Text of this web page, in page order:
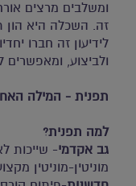
ומשלבים מרצים
זה. השכלה היא הון
לידיעון זה חברו
ולביצוע,
תפנית - המילה
למה תפנית?
גב אקדמי- שייכות
מוניטין-מוניטין מקצועי של למעלה מ-20